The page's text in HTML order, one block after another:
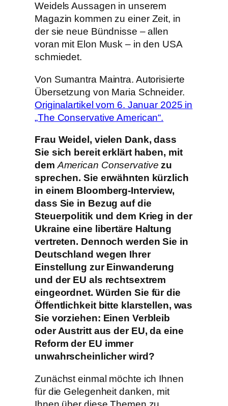
Weidels Aussagen in unserem
Magazin kommen zu einer Zeit, in
der sie neue Bündnisse – allen
voran mit Elon Musk – in den USA
schmiedet.
Von Sumantra Maintra. Autorisierte
Übersetzung von Maria Schneider.
Originalartikel vom 6. Januar 2025 in
„The Conservative American“.
Frau Weidel, vielen Dank, dass
Sie sich bereit erklärt haben, mit
dem American Conservative zu
sprechen. Sie erwähnten kürzlich
in einem Bloomberg-Interview,
dass Sie in Bezug auf die
Steuerpolitik und dem Krieg in der
Ukraine eine libertäre Haltung
vertreten. Dennoch werden Sie in
Deutschland wegen Ihrer
Einstellung zur Einwanderung
und der EU als rechtsextrem
eingeordnet. Würden Sie für die
Öffentlichkeit bitte klarstellen, was
Sie vorziehen: Einen Verbleib
oder Austritt aus der EU, da eine
Reform der EU immer
unwahrscheinlicher wird?
Zunächst einmal möchte ich Ihnen
für die Gelegenheit danken, mit